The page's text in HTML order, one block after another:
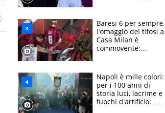
circondati
dall'affetto dei tifosi
Baresi 6 per sempre,
l'omaggio dei tifosi a
Casa Milan è
commovente:
bigliettini
Napoli è mille colori:
per i 100 anni di
storia luci, lacrime e
fuochi d'artificio: De